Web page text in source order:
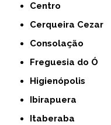
Centro
Cerqueira Cezar
Consolação
Freguesia do Ó
Higienópolis
Ibirapuera
Itaberaba